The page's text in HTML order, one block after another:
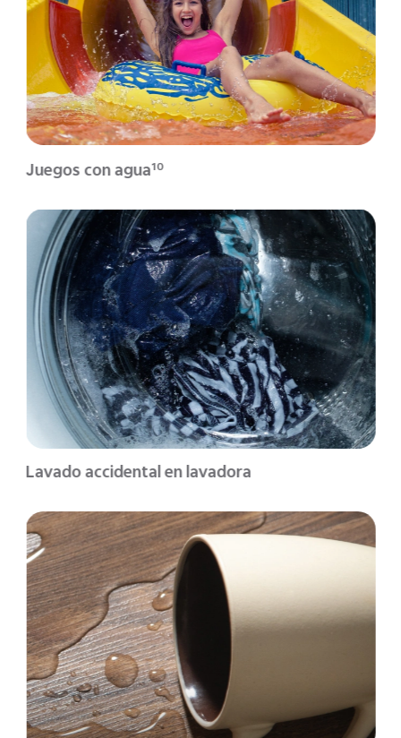
Juegos con agua10
Lavado accidental en lavadora